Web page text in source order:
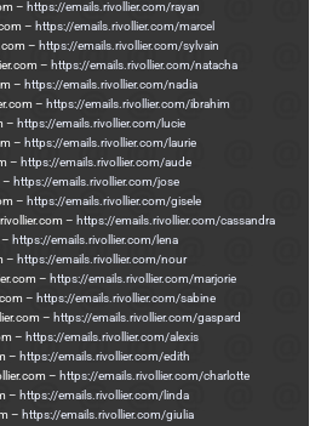
– https://emails.rivollier.com/rayan
– https://emails.rivollier.com/marcel
– https://emails.rivollier.com/sylvain
– https://emails.rivollier.com/natacha
– https://emails.rivollier.com/nadia
– https://emails.rivollier.com/ibrahim
– https://emails.rivollier.com/lucie
– https://emails.rivollier.com/laurie
– https://emails.rivollier.com/aude
– https://emails.rivollier.com/jose
– https://emails.rivollier.com/gisele
– https://emails.rivollier.com/cassandra
– https://emails.rivollier.com/lena
– https://emails.rivollier.com/nour
– https://emails.rivollier.com/marjorie
– https://emails.rivollier.com/sabine
– https://emails.rivollier.com/gaspard
– https://emails.rivollier.com/alexis
– https://emails.rivollier.com/edith
– https://emails.rivollier.com/charlotte
– https://emails.rivollier.com/linda
– https://emails.rivollier.com/giulia